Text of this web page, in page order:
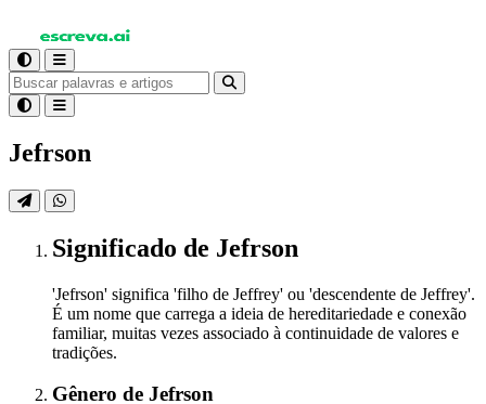
Jefrson
Significado de Jefrson
'Jefrson' significa 'filho de Jeffrey' ou 'descendente de Jeffrey'.
É um nome que carrega a ideia de hereditariedade e conexão
familiar, muitas vezes associado à continuidade de valores e
tradições.
Gênero de Jefrson